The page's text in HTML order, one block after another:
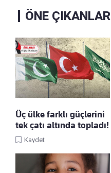
ÖNE ÇIKANLAR
Üç ülke farklı güçlerini
tek çatı altında topladı!
Kaydet